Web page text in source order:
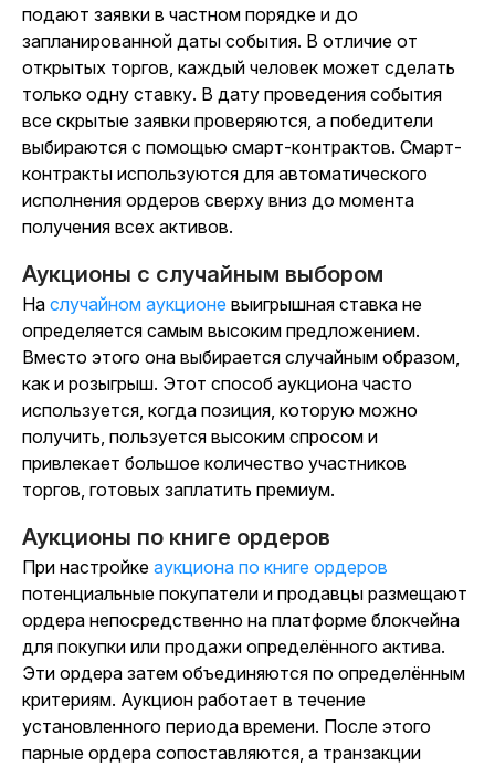
подают заявки в частном порядке и до
запланированной даты события. В отличие от
открытых торгов, каждый человек может сделать
только одну ставку. В дату проведения события
все скрытые заявки проверяются, а победители
выбираются с помощью смарт-контрактов. Смарт-
контракты используются для автоматического
исполнения ордеров сверху вниз до момента
получения всех активов.
Аукционы с случайным выбором
На случайном аукционе выигрышная ставка не
определяется самым высоким предложением.
Вместо этого она выбирается случайным образом,
как и розыгрыш. Этот способ аукциона часто
используется, когда позиция, которую можно
получить, пользуется высоким спросом и
привлекает большое количество участников
торгов, готовых заплатить премиум.
Аукционы по книге ордеров
При настройке аукциона по книге ордеров
потенциальные покупатели и продавцы размещают
ордера непосредственно на платформе блокчейна
для покупки или продажи определённого актива.
Эти ордера затем объединяются по определённым
критериям. Аукцион работает в течение
установленного периода времени. После этого
парные ордера сопоставляются, а транзакции